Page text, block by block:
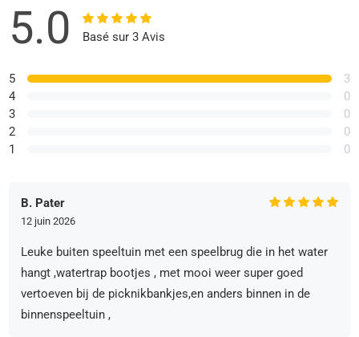
5.0 Basé sur 3 Avis
5
4
3
2
1
3
0
0
0
0
B. Pater
12 juin 2026
Leuke buiten speeltuin met een speelbrug die in het water
hangt ,watertrap bootjes , met mooi weer super goed
vertoeven bij de picknikbankjes,en anders binnen in de
binnenspeeltuin ,